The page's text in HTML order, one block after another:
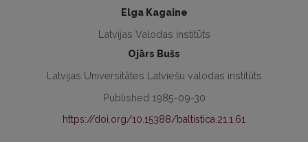
Elga Kagaine
Latvijas Valodas institūts
Ojārs Bušs
Latvijas Universitātes Latviešu valodas institūts
Published 1985-09-30
https://doi.org/10.15388/baltistica.21.1.61